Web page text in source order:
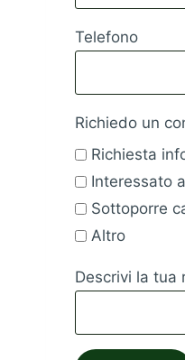
Telefono
Richiedo un
Richiesta
Interessato
Sottoporre
Altro
Descrivi la tua